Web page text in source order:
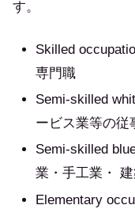
す。
Skilled
専門職
Semi-skilled
ービス業等の従
Semi-skilled
業・手工業・
Elementary